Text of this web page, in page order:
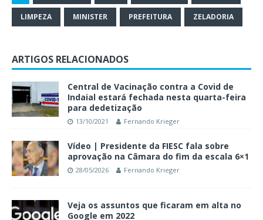
LIMPEZA MINISTER PREFEITURA ZELADORIA
ARTIGOS RELACIONADOS
Central de Vacinação contra a Covid de
Indaial estará fechada nesta quarta-feira
para dedetização
13/10/2021 Fernando Krieger
Vídeo | Presidente da FIESC fala sobre
aprovação na Câmara do fim da escala 6×1
28/05/2026 Fernando Krieger
Veja os assuntos que ficaram em alta no
Google em 2022